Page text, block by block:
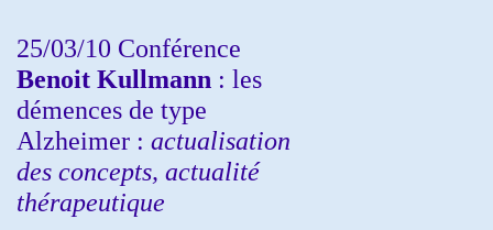
25/03/10 Conférence
Benoit Kullmann : les
démences de type
Alzheimer : actualisation
des concepts, actualité
thérapeutique